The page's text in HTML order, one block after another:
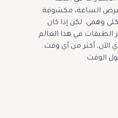
الساعة، مكشوفة
وهمي. لكن إذا كان
في هذا العالم
الآن، أكثر من أي وقت
الوقت